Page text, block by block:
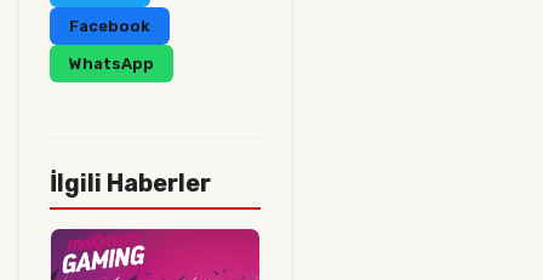
Facebook
WhatsApp
İlgili Haberler